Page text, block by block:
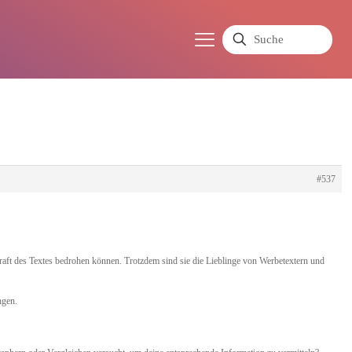
#537
des Textes bedrohen können. Trotzdem sind sie die Lieblinge von Werbetextern und